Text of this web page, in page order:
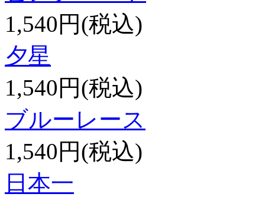
1,540円(税込)
夕星
1,540円(税込)
ブルーレース
1,540円(税込)
日本一